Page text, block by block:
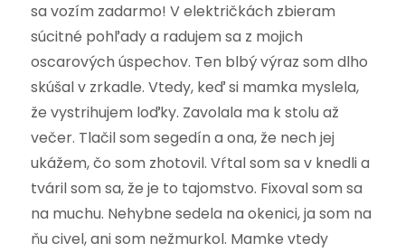
sa vozím zadarmo! V električkách zbieram
súcitné pohľady a radujem sa z mojich
oscarových úspechov. Ten blbý výraz som dlho
skúšal v zrkadle. Vtedy, keď si mamka myslela,
že vystrihujem loďky. Zavolala ma k stolu až
večer. Tlačil som segedín a ona, že nech jej
ukážem, čo som zhotovil. Vŕtal som sa v knedli a
tváril som sa, že je to tajomstvo. Fixoval som sa
na muchu. Nehybne sedela na okenici, ja som na
ňu civel, ani som nežmurkol. Mamke vtedy